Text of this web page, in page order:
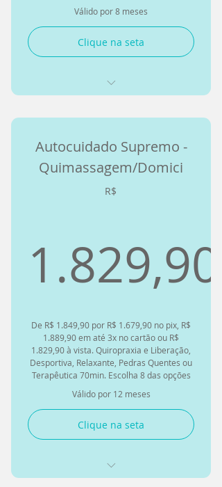
Correção Postural
Exercicios para Complementar o
Tratamento em casa
Exercicios Online para fazer em
Treinar em Casa ou Academia
Acompanhamento Terapêutico
durante todo o tratamento
Válido por 8 meses
Clique na seta
de tensões e dores
💆‍♀️Massagem Desportiva -
Recuperação muscular
🔧Liberação Miofascial -
de inchaços
💆‍♀️Massagem Relaxante -
Relaxamento mental e fisísico
equilíbrio do corpo
• 2 cancelamentos gratuitos
antecedência - Ilimitado
• 8 sessões de 45 minutos cada
escolher entre 6 modalidades
Autocuidado Supremo -
Quimassagem/Domici
R$
1.829,90
De R$ 1.849,90 por R$ 1.679,90 no pix, R$
1.889,90 em até 3x no cartão ou R$
1.829,90 à vista. Quiropraxia e Liberação,
Desportiva, Relaxante, Pedras Quentes ou
Terapêutica 70min. Escolha 8 das opções
Válido por 12 meses
Clique na seta